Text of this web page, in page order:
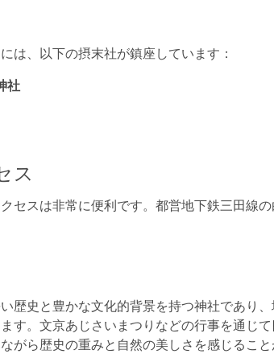
は、以下の摂末社が鎮座しています：
社
ス
セスは非常に便利です。都営地下鉄三田線
歴史と豊かな文化的背景を持つ神社であり
す。文京あじさいまつりなどの行事を通じ
がら歴史の重みと自然の美しさを感じるこ